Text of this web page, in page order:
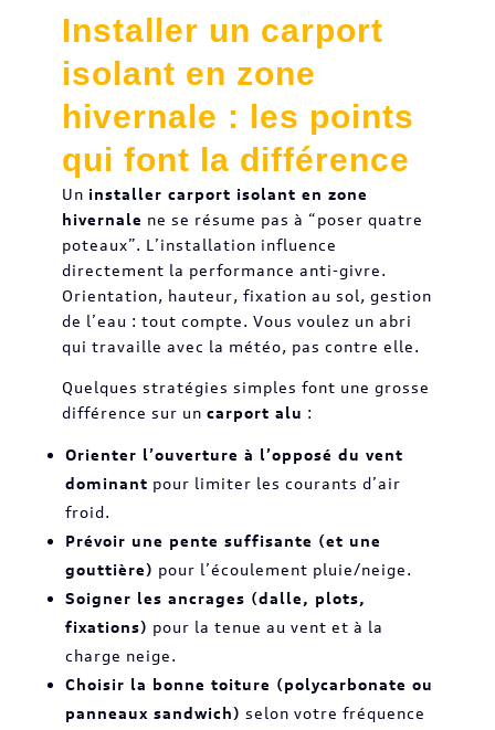
Installer un carport
isolant en zone
hivernale : les points
qui font la différence
Un installer carport isolant en zone
hivernale ne se résume pas à “poser quatre
poteaux”. L’installation influence
directement la performance anti-givre.
Orientation, hauteur, fixation au sol, gestion
de l’eau : tout compte. Vous voulez un abri
qui travaille avec la météo, pas contre elle.
Quelques stratégies simples font une grosse
différence sur un carport alu :
Orienter l’ouverture à l’opposé du vent
dominant pour limiter les courants d’air
froid.
Prévoir une pente suffisante (et une
gouttière) pour l’écoulement pluie/neige.
Soigner les ancrages (dalle, plots,
fixations) pour la tenue au vent et à la
charge neige.
Choisir la bonne toiture (polycarbonate ou
panneaux sandwich) selon votre fréquence